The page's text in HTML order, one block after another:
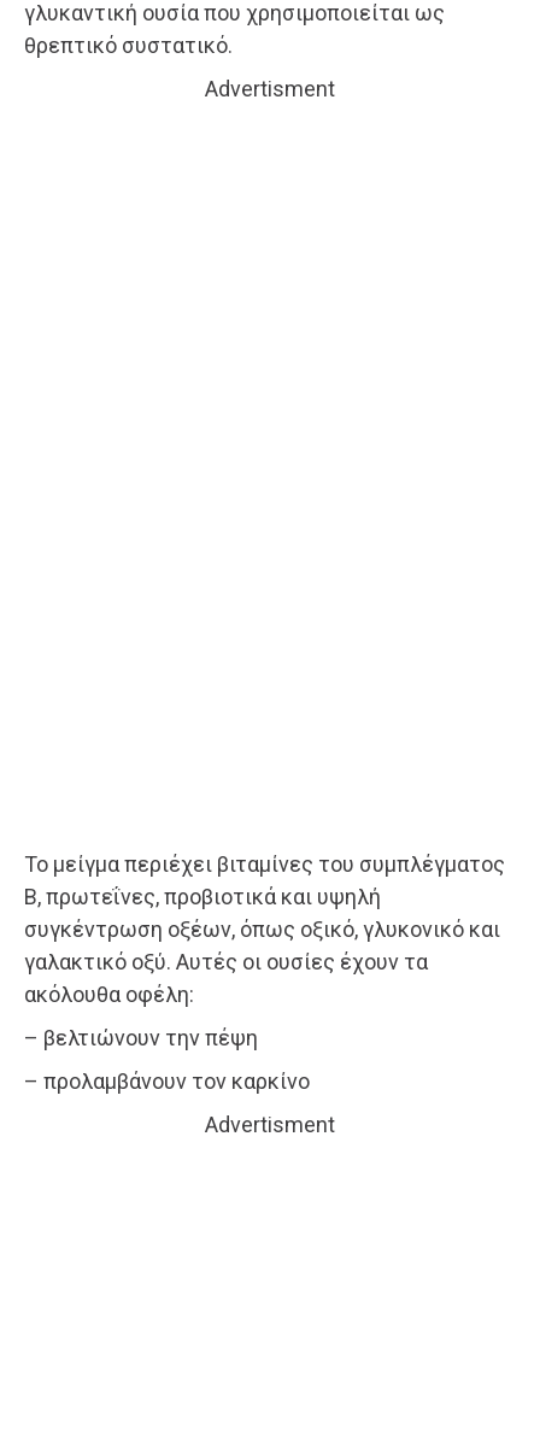
γλυκαντική ουσία που χρησιμοποιείται ως
θρεπτικό συστατικό.
Advertisment
Το μείγμα περιέχει βιταμίνες του συμπλέγματος
Β, πρωτεΐνες, προβιοτικά και υψηλή
συγκέντρωση οξέων, όπως οξικό, γλυκονικό και
γαλακτικό οξύ. Αυτές οι ουσίες έχουν τα
ακόλουθα οφέλη:
– βελτιώνουν την πέψη
– προλαμβάνουν τον καρκίνο
Advertisment